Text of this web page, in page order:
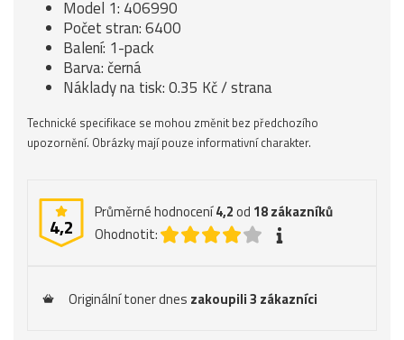
Model 1: 406990
Počet stran: 6400
Balení: 1-pack
Barva: černá
Náklady na tisk: 0.35 Kč / strana
Technické specifikace se mohou změnit bez předchozího
upozornění. Obrázky mají pouze informativní charakter.
4,2
Průměrné hodnocení4,2od 18zákazníků
Ohodnotit:
Originální toner dnes zakoupili 3 zákazníci